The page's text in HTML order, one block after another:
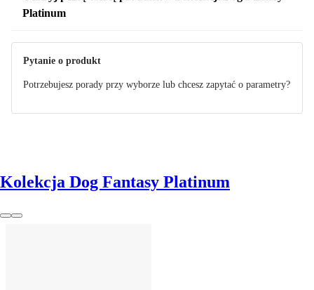
Platinum
Pytanie o produkt
Potrzebujesz porady przy wyborze lub chcesz zapytać o parametry?
Kolekcja Dog Fantasy Platinum